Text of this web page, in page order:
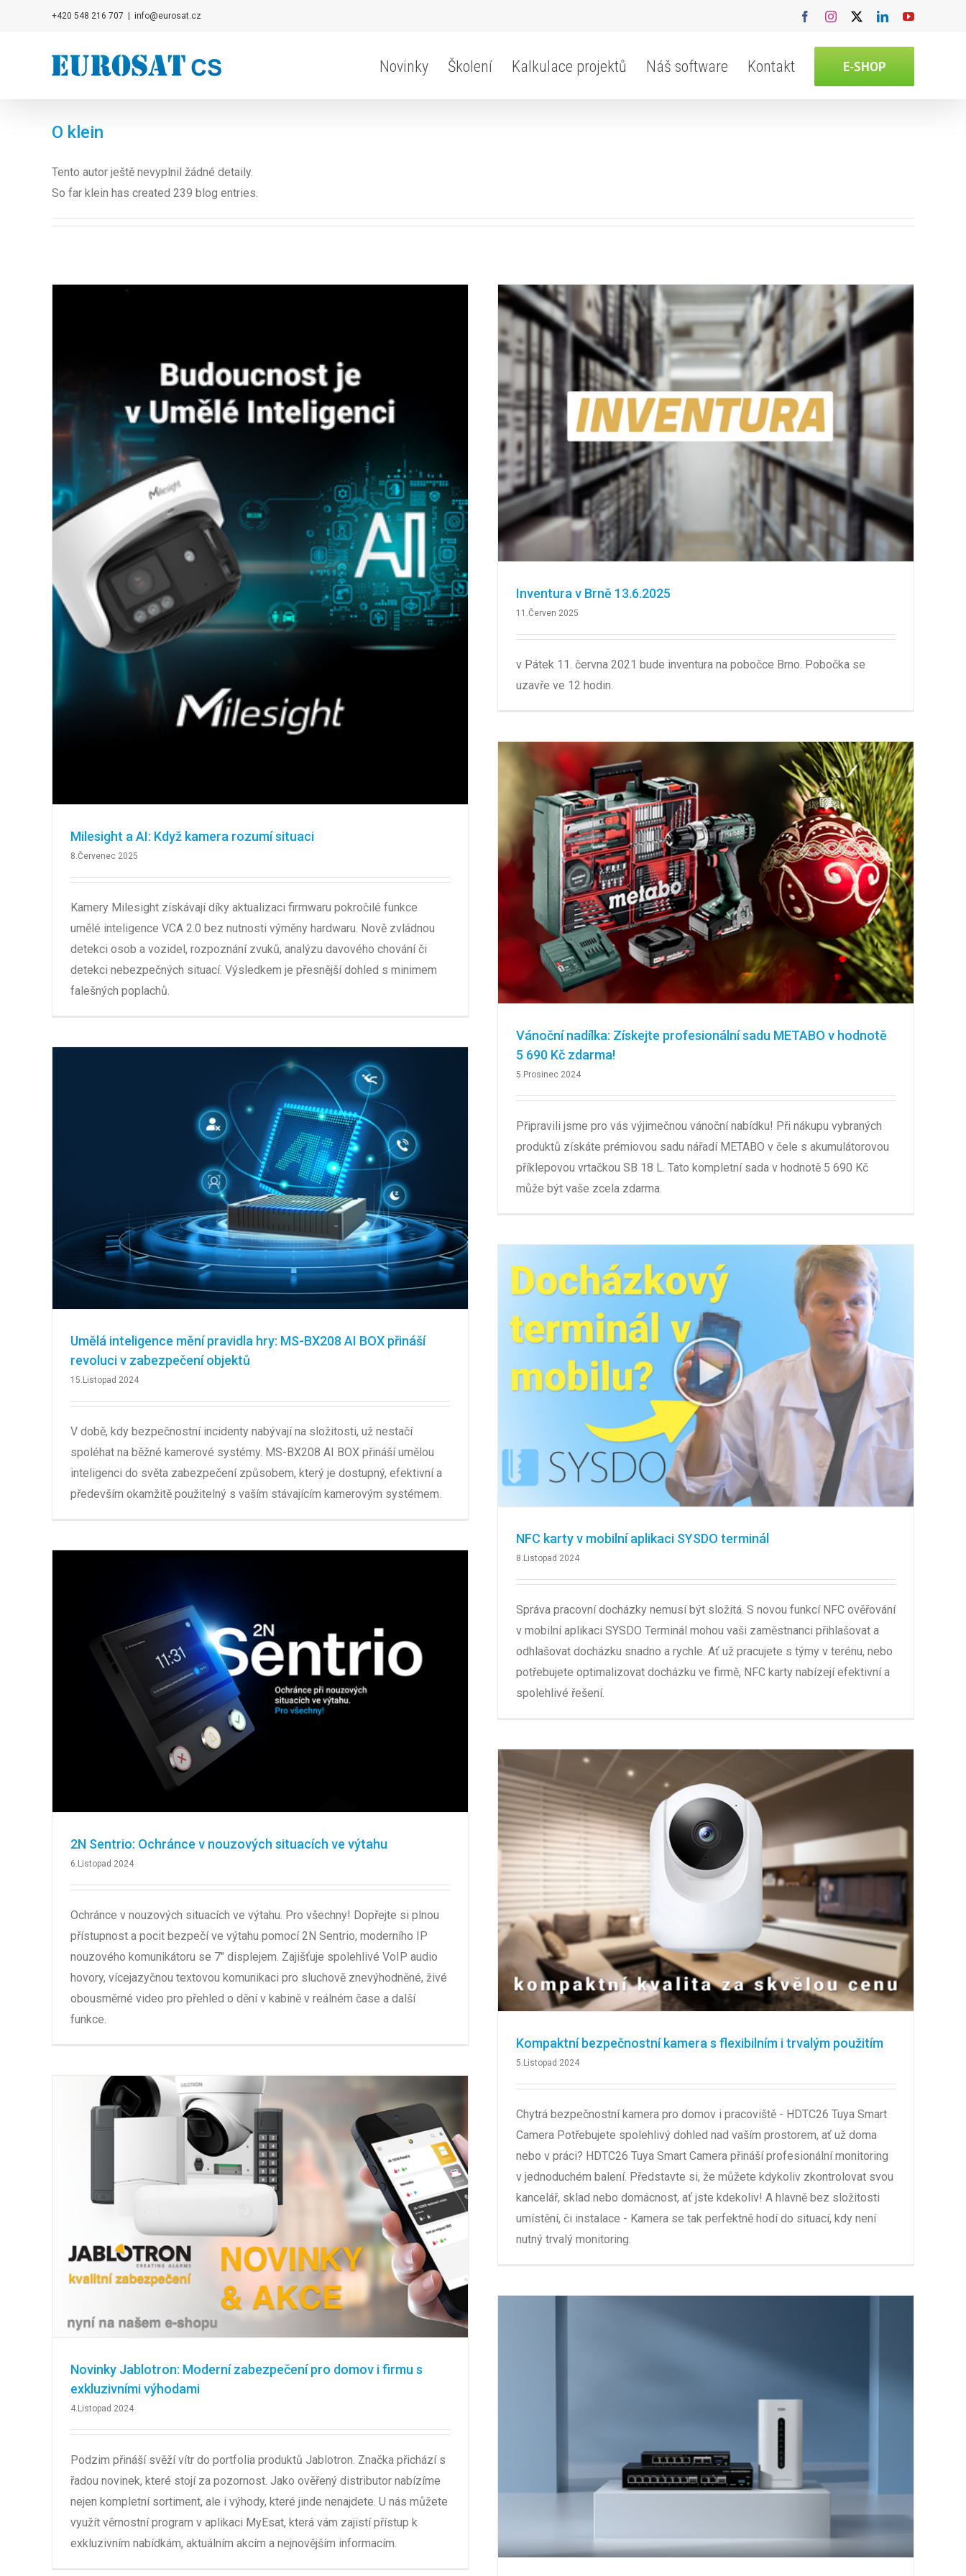
+420 548 216 707 info@eurosat.cz FacebookInstagram LinkedInYouTube
Novinky Školení Kalkulace projektů Náš software Kontakt E-SHOP
O klein
Tento autor ještě nevyplnil žádné detaily.
So far klein has created 239 blog entries.
Milesight a AI: Když kamera rozumí situaci
8.Červenec 2025
Kamery Milesight získávají díky aktualizaci firmwaru pokročilé funkce
umělé inteligence VCA 2.0 bez nutnosti výměny hardwaru. Nově zvládnou
detekci osob a vozidel, rozpoznání zvuků, analýzu davového chování či
detekci nebezpečných situací. Výsledkem je přesnější dohled s minimem
falešných poplachů.
Inventura v Brně 13.6.2025
11.Červen 2025
v Pátek 11. června 2021 bude inventura na pobočce Brno. Pobočka se
uzavře ve 12 hodin.
Vánoční nadílka: Získejte profesionální sadu METABO v hodnotě
5 690 Kč zdarma!
5.Prosinec 2024
Připravili jsme pro vás výjimečnou vánoční nabídku! Při nákupu vybraných
produktů získáte prémiovou sadu nářadí METABO v čele s akumulátorovou
příklepovou vrtačkou SB 18 L. Tato kompletní sada v hodnotě 5 690 Kč
může být vaše zcela zdarma.
Umělá inteligence mění pravidla hry: MS-BX208 AI BOX přináší
revoluci v zabezpečení objektů
15.Listopad 2024
V době, kdy bezpečnostní incidenty nabývají na složitosti, už nestačí
spoléhat na běžné kamerové systémy. MS-BX208 AI BOX přináší umělou
inteligenci do světa zabezpečení způsobem, který je dostupný, efektivní a
především okamžitě použitelný s vaším stávajícím kamerovým systémem.
NFC karty v mobilní aplikaci SYSDO terminál
8.Listopad 2024
Správa pracovní docházky nemusí být složitá. S novou funkcí NFC ověřování
v mobilní aplikaci SYSDO Terminál mohou vaši zaměstnanci přihlašovat a
odhlašovat docházku snadno a rychle. Ať už pracujete s týmy v terénu, nebo
potřebujete optimalizovat docházku ve firmě, NFC karty nabízejí efektivní a
spolehlivé řešení.
2N Sentrio: Ochránce v nouzových situacích ve výtahu
6.Listopad 2024
Ochránce v nouzových situacích ve výtahu. Pro všechny! Dopřejte si plnou
přístupnost a pocit bezpečí ve výtahu pomocí 2N Sentrio, moderního IP
nouzového komunikátoru se 7" displejem. Zajišťuje spolehlivé VoIP audio
hovory, vícejazyčnou textovou komunikaci pro sluchově znevýhodněné, živé
obousměrné video pro přehled o dění v kabině v reálném čase a další
funkce.
Kompaktní bezpečnostní kamera s flexibilním i trvalým použitím
5.Listopad 2024
Chytrá bezpečnostní kamera pro domov i pracoviště - HDTC26 Tuya Smart
Camera Potřebujete spolehlivý dohled nad vaším prostorem, ať už doma
nebo v práci? HDTC26 Tuya Smart Camera přináší profesionální monitoring
v jednoduchém balení. Představte si, že můžete kdykoliv zkontrolovat svou
kancelář, sklad nebo domácnost, ať jste kdekoliv! A hlavně bez složitosti
umístění, či instalace - Kamera se tak perfektně hodí do situací, kdy není
nutný trvalý monitoring.
Novinky Jablotron: Moderní zabezpečení pro domov i firmu s
exkluzivními výhodami
4.Listopad 2024
Podzim přináší svěží vítr do portfolia produktů Jablotron. Značka přichází s
řadou novinek, které stojí za pozornost. Jako ověřený distributor nabízíme
nejen kompletní sortiment, ale i výhody, které jinde nenajdete. U nás můžete
využít věrnostní program v aplikaci MyEsat, která vám zajistí přístup k
exkluzivním nabídkám, aktuálním akcím a nejnovějším informacím.